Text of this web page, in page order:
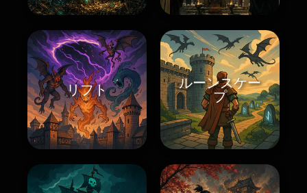
リフト
ルーンスケー
プ